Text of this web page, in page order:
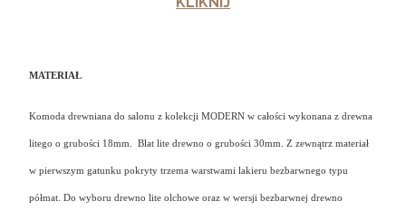
MATERIAŁ
Komoda drewniana do salonu z kolekcji MODERN w całości wykonana z drewna
litego o grubości 18mm. Blat lite drewno o grubości 30mm. Z zewnątrz materiał
w pierwszym gatunku pokryty trzema warstwami lakieru bezbarwnego typu
półmat. Do wyboru drewno lite olchowe oraz w wersji bezbarwnej drewno